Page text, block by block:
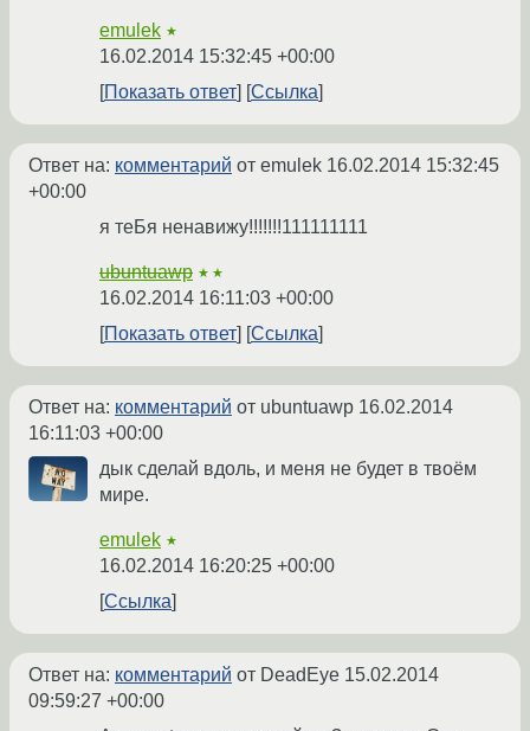
emulek ★
16.02.2014 15:32:45 +00:00
Показать ответ
Ссылка
Ответ на: комментарий от emulek 16.02.2014 15:32:45
+00:00
я теБя ненавижу!!!!!!!111111111
ubuntuawp ★★
16.02.2014 16:11:03 +00:00
Показать ответ
Ссылка
Ответ на: комментарий от ubuntuawp 16.02.2014
16:11:03 +00:00
дык сделай вдоль, и меня не будет в твоём
мире.
emulek ★
16.02.2014 16:20:25 +00:00
Ссылка
Ответ на: комментарий от DeadEye 15.02.2014
09:59:27 +00:00